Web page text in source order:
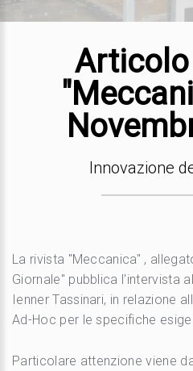
Innovazione
La rivista "Meccanica" ,
Giornale" pubblica l'intervista
Ienner Tassinari, in relazione
Ad-Hoc per le specifiche
Particolare attenzione viene